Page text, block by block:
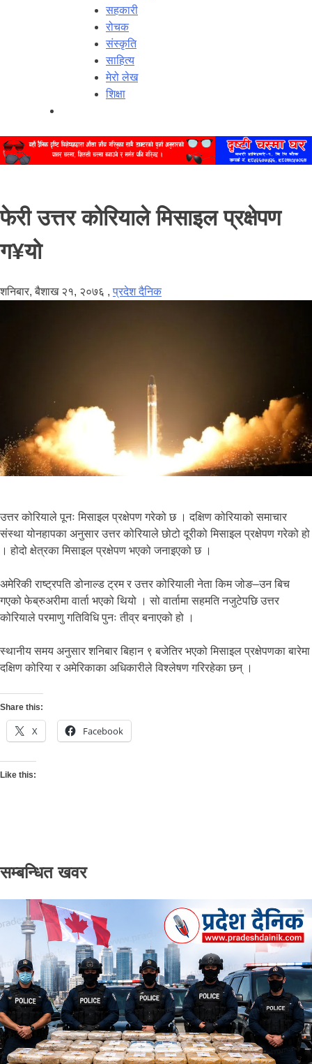
सहकारी
रोचक
संस्कृति
साहित्य
मेरो लेख
शिक्षा
फेरी उत्तर कोरियाले मिसाइल प्रक्षेपण
ग¥यो
शनिबार, बैशाख २१, २०७६ ,प्रदेश दैनिक
उत्तर कोरियाले पूनः मिसाइल प्रक्षेपण गरेको छ । दक्षिण कोरियाको समाचार
संस्था योनहापका अनुसार उत्तर कोरियाले छोटो दूरीको मिसाइल प्रक्षेपण गरेको हो
। होदो क्षेत्रका मिसाइल प्रक्षेपण भएको जनाइएको छ ।
अमेरिकी राष्ट्रपति डोनाल्ड ट्रम र उत्तर कोरियाली नेता किम जोङ–उन बिच
गएको फेब्रुअरीमा वार्ता भएको थियो । सो वार्तामा सहमति नजुटेपछि उत्तर
कोरियाले परमाणु गतिविधि पुनः तीव्र बनाएको हो ।
स्थानीय समय अनुसार शनिबार बिहान ९ बजेतिर भएको मिसाइल प्रक्षेपणका बारेमा
दक्षिण कोरिया र अमेरिकाका अधिकारीले विश्लेषण गरिरहेका छन् ।
Share this:
X Facebook
Like this:
सम्बन्धित खवर